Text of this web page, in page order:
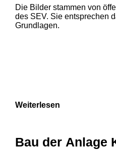
Die Bilder stammen von
des SEV. Sie entsprechen
Grundlagen.
Weiterlesen
Bau der Anlage